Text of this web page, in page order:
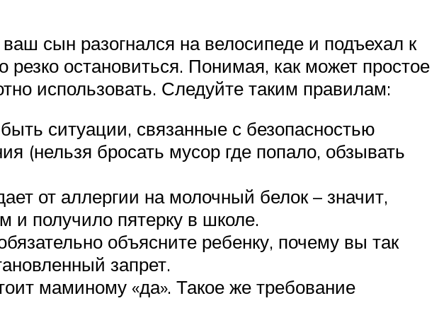
сын разогнался на велосипеде и подъехал к
резко остановиться. Понимая, как может простое
использовать. Следуйте таким правилам:
ситуации, связанные с безопасностью
(нельзя бросать мусор где попало, обзывать
от аллергии на молочный белок – значит,
получило пятерку в школе.
объясните ребенку, почему вы так
запрет.
маминому «да». Такое же требование